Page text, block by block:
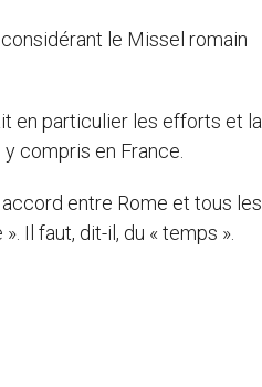
le Missel romain
en particulier les efforts et la
compris en France.
entre Rome et tous les
Il faut, dit-il, du « temps ».